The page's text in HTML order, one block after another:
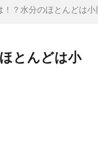
！？水分のほとんどは
とんどは小